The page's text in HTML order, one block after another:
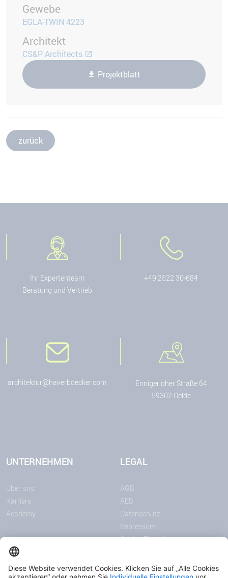
Gewebe
EGLA-TWIN 4223
Architekt
CS&P Architects
Projektblatt
zurück
Ihr Expertenteam
Beratung und Vertrieb
+49 2522 30-684
architektur@haverboecker.com
Ennigerloher Straße 64
59302 Oelde
UNTERNEHMEN
Über uns
Karriere
Academy
LEGAL
AGB
AEB
Datenschutz
Impressum
Cookie-Einstellungen
MITTEILUNGEN MEDIEN